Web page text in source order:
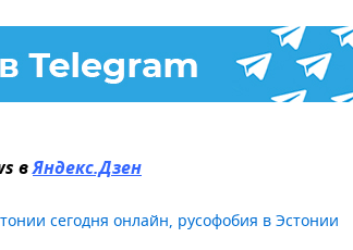
вЯндекс.Дзен
сегодня онлайн, русофобия в Эстонии